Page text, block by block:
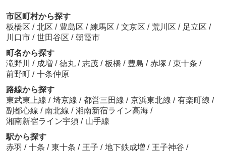
市区町村から探す
板橋区 / 北区 / 豊島区 / 練馬区 / 文京区 / 荒川区 / 足立区 /
川口市 / 世田谷区 / 朝霞市
町名から探す
滝野川 / 成増 / 徳丸 / 志茂 / 板橋 / 豊島 / 赤塚 / 東十条 /
前野町 / 十条仲原
路線から探す
東武東上線 / 埼京線 / 都営三田線 / 京浜東北線 / 有楽町線 /
副都心線 / 南北線 / 湘南新宿ライン高海 /
湘南新宿ライン宇須 / 山手線
駅から探す
赤羽 / 十条 / 東十条 / 王子 / 地下鉄成増 / 王子神谷 /